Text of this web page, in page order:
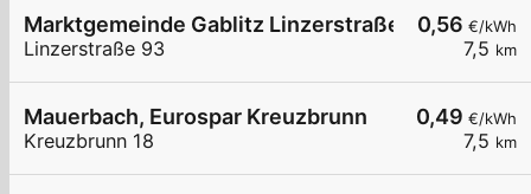
0,56 €/kWh
7,5 km
Marktgemeinde Gablitz Linzerstraße
Linzerstraße 93
0,49 €/kWh
7,5 km
Mauerbach, Eurospar Kreuzbrunn
Kreuzbrunn 18